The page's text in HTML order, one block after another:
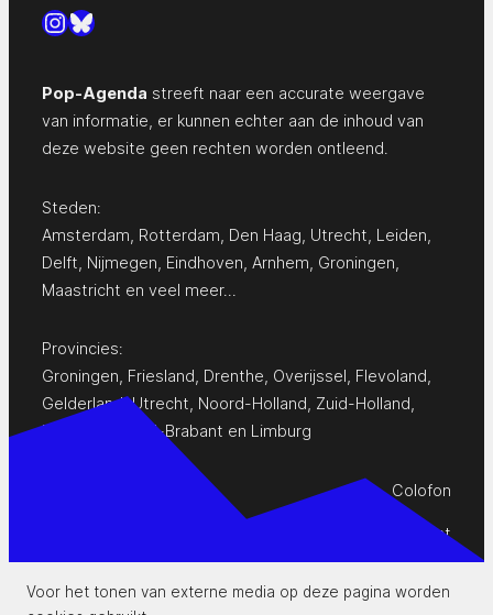
Voor het tonen van externe media op deze pagina worden
Instagram
Bluesky
Pop-Agenda streeft naar een accurate weergave
van informatie, er kunnen echter aan de inhoud van
deze website geen rechten worden ontleend.
Steden:
Amsterdam Rotterdam Den Haag Utrecht Leiden
Delft Nijmegen Eindhoven Arnhem Groningen
Maastricht en veel meer…
Provincies:
Groningen Friesland Drenthe Overijssel Flevoland
Gelderland,Utrecht Noord-Holland Zuid-Holland
Zeeland
Noord-Brabant en Limburg
Colofon
Privacy Statement